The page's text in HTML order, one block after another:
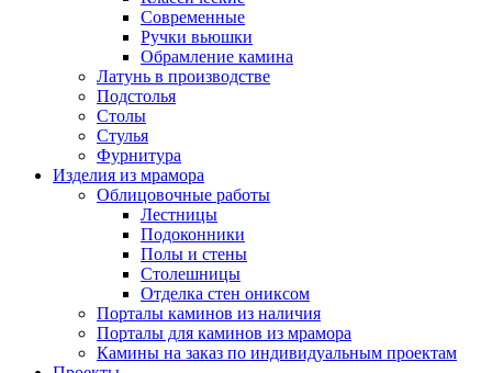
Современные
Ручки вьюшки
Обрамление камина
Латунь в производстве
Подстолья
Столы
Стулья
Фурнитура
Изделия из мрамора
Облицовочные работы
Лестницы
Подоконники
Полы и стены
Столешницы
Отделка стен ониксом
Порталы каминов из наличия
Порталы для каминов из мрамора
Камины на заказ по индивидуальным проектам